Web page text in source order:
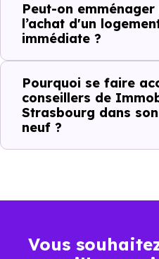
Action Ce que
Visiter Vous
Comparer Vous
Décider
Peut-on
l’achat d'un
immédiate ?
Pourquoi se faire
conseillers de
Strasbourg dans
neuf ?
Vous